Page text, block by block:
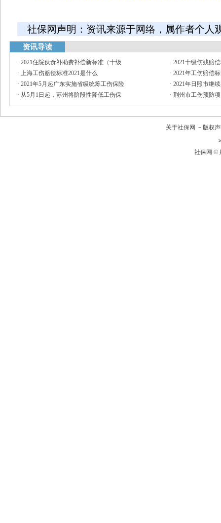
社保网声明：资讯来源于网络，属作者个人
资讯导读
· 2021住院伙食补助费补偿新标准（十级 · 2021十级伤残赔
· 上海工伤赔偿标准2021是什么 · 2021年工伤赔偿
· 2021年5月起广东实施省级统筹工伤保险 · 2021年日照市继
· 从5月1日起，苏州将阶段性降低工伤保 · 荆州市工伤预防
关于社保网 －版权
社保网 ©